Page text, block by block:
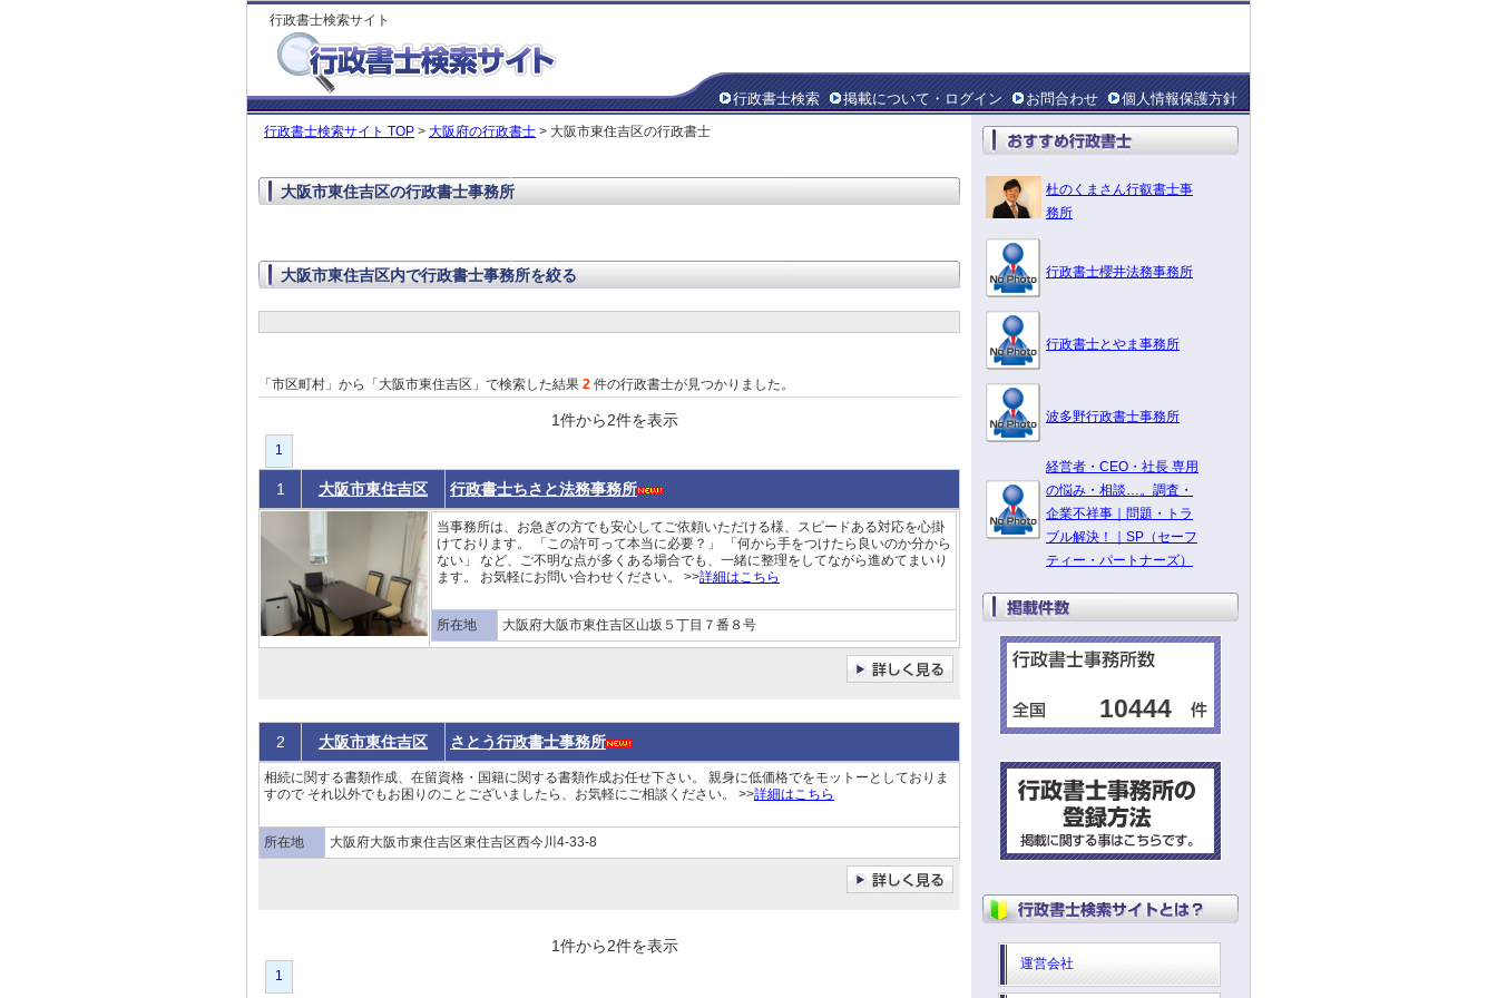
行政書士検索サイト
行政書士検索 掲載について・ログイン お問合わせ 個人情報保護方針
行政書士検索サイト TOP > 大阪府の行政書士 > 大阪市東住吉区の行政書士
大阪市東住吉区の行政書士事務所
大阪市東住吉区内で行政書士事務所を絞る
「市区町村」から「大阪市東住吉区」で検索した結果 2 件の行政書士が見つかりました。
1件から2件を表示
1
1 大阪市東住吉区 行政書士ちさと法務事務所
当事務所は、お急ぎの方でも安心してご依頼いただける様、スピードある対応を心掛
けております。 「この許可って本当に必要？」 「何から手をつけたら良いのか分から
ない」 など、ご不明な点が多くある場合でも、一緒に整理をしてながら進めてまいり
ます。 お気軽にお問い合わせください。 >>詳細はこちら
所在地 大阪府大阪市東住吉区山坂５丁目７番８号
2 大阪市東住吉区 さとう行政書士事務所
相続に関する書類作成、在留資格・国籍に関する書類作成お任せ下さい。 親身に低価格でをモットーとしておりま
すので それ以外でもお困りのことございましたら、お気軽にご相談ください。 >>詳細はこちら
所在地 大阪府大阪市東住吉区東住吉区西今川4-33-8
1件から2件を表示
1
杜のくまさん行叡書士事
務所
行政書士櫻井法務事務所
行政書士とやま事務所
波多野行政書士事務所
経営者・CEO・社長 専用
の悩み・相談…。調査・
企業不祥事｜問題・トラ
ブル解決！｜SP（セーフ
ティー・パートナーズ）
10444
運営会社